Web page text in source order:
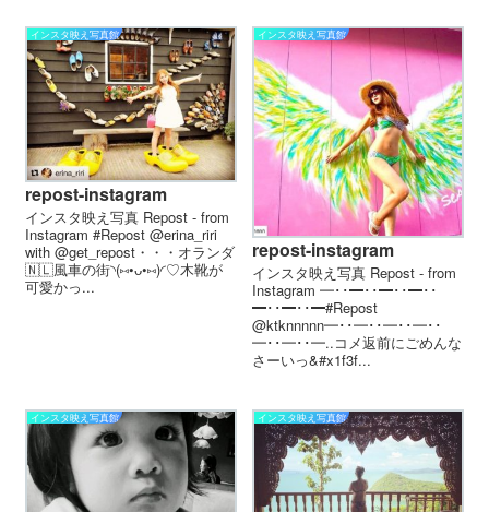
インスタ映え写真館
repost-instagram
インスタ映え写真 Repost - from
Instagram #Repost @erina_riri
with @get_repost・・・オランダ
🇳🇱風車の街◝(⑅•ᴗ•⑅)◜♡木靴が
可愛かっ...
インスタ映え写真館
repost-instagram
インスタ映え写真 Repost - from
Instagram ━･･━･･━･･━･･
━･･━･･━ #Repost
@ktknnnnn ━･･━･･━･･━･･
━･･━･･━ . . コメ返前にごめんな
さーいっ&#x1f3f...
インスタ映え写真館 インスタ映え写真館